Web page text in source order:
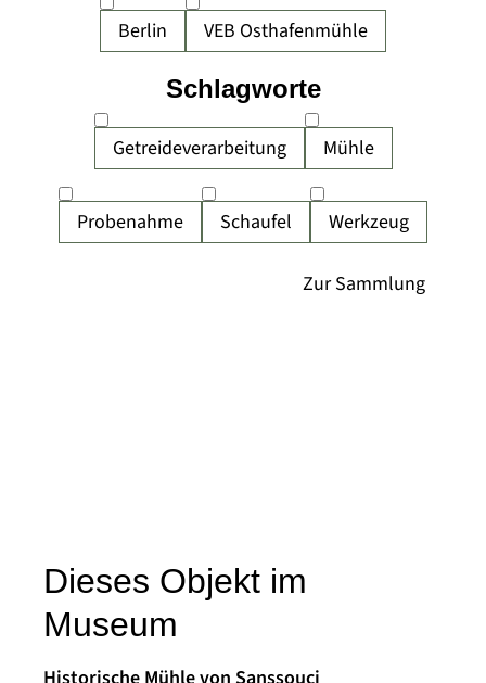
Berlin
VEB Osthafenmühle
Getreideverarbeitung Mühle
Probenahme Schaufel Werkzeug
Schlagworte
Dieses Objekt im
Museum